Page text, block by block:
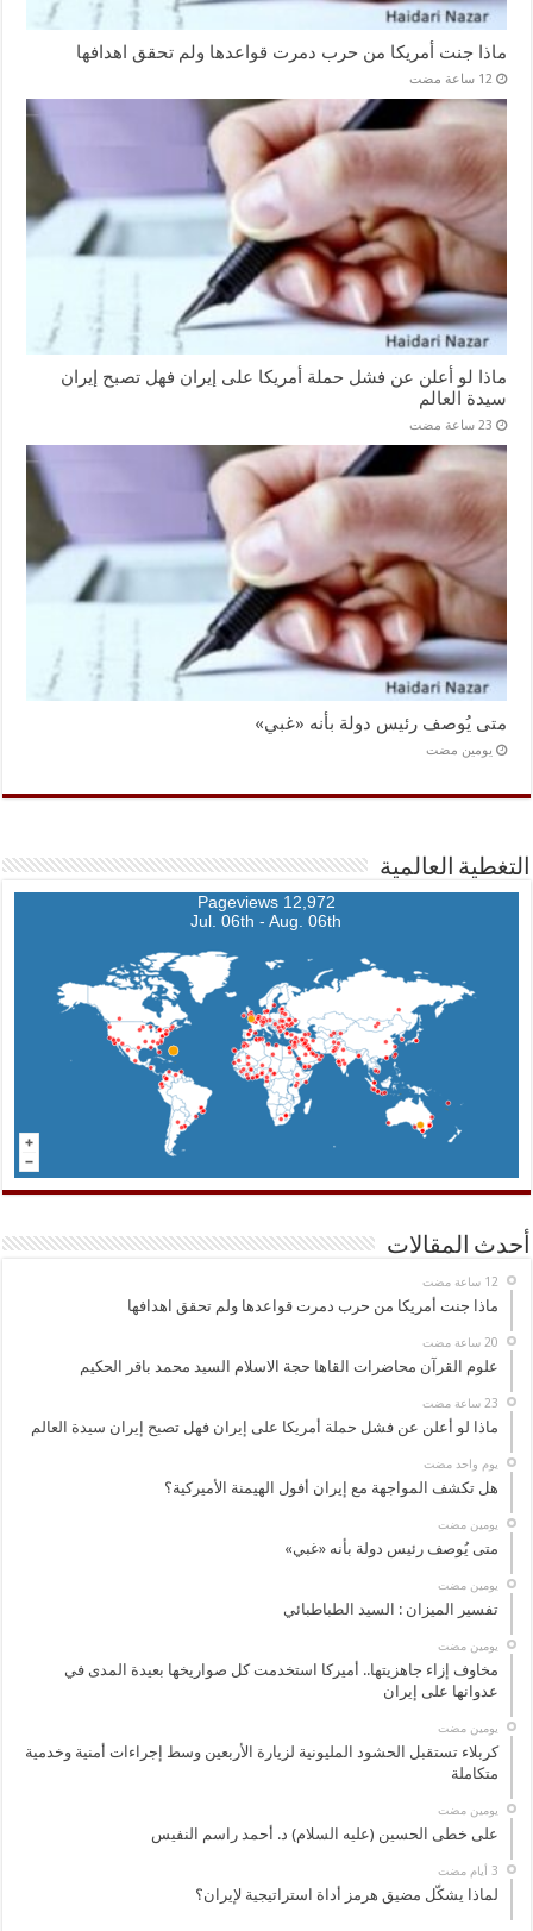
ماذا جنت أمريكا من حرب دمرت قواعدها ولم تحقق اهدافها
ماذا لو أعلن عن فشل حملة أمريكا على إيران فهل تصبح إيران
سيدة العالم
متى يُوصف رئيس دولة بأنه «غبي»
‏يومين مضت
التغطية العالمية
12,972 Pageviews
Jul. 06th - Aug. 06th
أحدث المقالات
ماذا جنت أمريكا من حرب دمرت قواعدها ولم تحقق اهدافها
علوم القرآن محاضرات القاها حجة الاسلام السيد محمد باقر الحكيم
ماذا لو أعلن عن فشل حملة أمريكا على إيران فهل تصبح إيران سيدة العالم
‏يوم واحد مضت
هل تكشف المواجهة مع إيران أفول الهيمنة الأميركية؟
‏يومين مضت
متى يُوصف رئيس دولة بأنه «غبي»
‏يومين مضت
تفسير الميزان : السيد الطباطبائي
‏يومين مضت
مخاوف إزاء جاهزيتها.. أميركا استخدمت كل صواريخها بعيدة المدى في
عدوانها على إيران
‏يومين مضت
كربلاء تستقبل الحشود المليونية لزيارة الأربعين وسط إجراءات أمنية وخدمية
متكاملة
‏يومين مضت
على خطى الحسين (عليه السلام) د. أحمد راسم النفيس
لماذا يشكّل مضيق هرمز أداة استراتيجية لإيران؟